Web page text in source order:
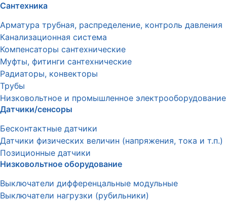
Сантехника
Арматура трубная, распределение, контроль давления
Канализационная система
Компенсаторы сантехнические
Муфты, фитинги сантехнические
Радиаторы, конвекторы
Трубы
Низковольтное и промышленное электрооборудование
Датчики/сенсоры
Бесконтактные датчики
Датчики физических величин (напряжения, тока и т.п.)
Позиционные датчики
Низковольтное оборудование
Выключатели дифференцальные модульные
Выключатели нагрузки (рубильники)